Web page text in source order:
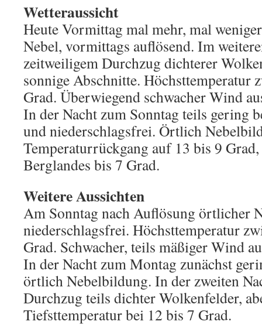
Wetteraussicht
Heute Vormittag mal mehr, mal
Nebel, vormittags auflösend. Im
zeitweiligem Durchzug dichterer
sonnige Abschnitte. Höchsttemperatur
Grad. Überwiegend schwacher Wind
In der Nacht zum Sonntag teils gering
und niederschlagsfrei. Örtlich
Temperaturrückgang auf 13 bis 9
Berglandes bis 7 Grad.
Weitere Aussichten
Am Sonntag nach Auflösung örtlicher
niederschlagsfrei. Höchsttemperatur
Grad. Schwacher, teils mäßiger Wind
In der Nacht zum Montag zunächst
örtlich Nebelbildung. In der zweiten
Durchzug teils dichter Wolkenfelder,
Tiefsttemperatur bei 12 bis 7 Grad.